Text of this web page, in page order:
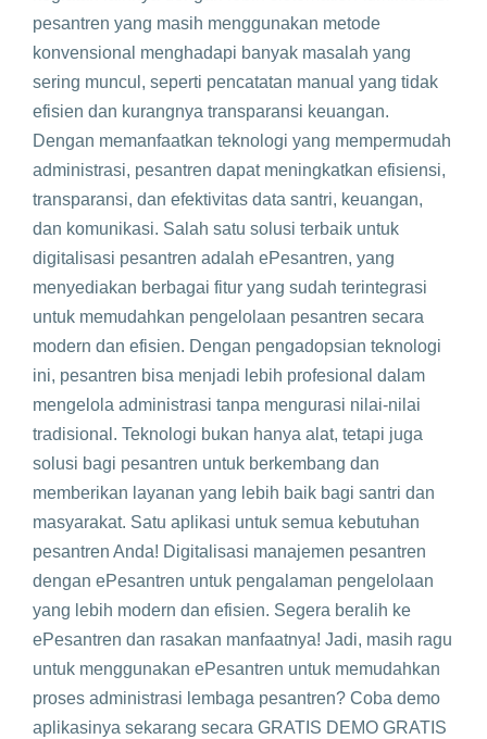
pesantren yang masih menggunakan metode
konvensional menghadapi banyak masalah yang
sering muncul, seperti pencatatan manual yang tidak
efisien dan kurangnya transparansi keuangan.
Dengan memanfaatkan teknologi yang mempermudah
administrasi, pesantren dapat meningkatkan efisiensi,
transparansi, dan efektivitas data santri, keuangan,
dan komunikasi. Salah satu solusi terbaik untuk
digitalisasi pesantren adalah ePesantren, yang
menyediakan berbagai fitur yang sudah terintegrasi
untuk memudahkan pengelolaan pesantren secara
modern dan efisien. Dengan pengadopsian teknologi
ini, pesantren bisa menjadi lebih profesional dalam
mengelola administrasi tanpa mengurasi nilai-nilai
tradisional. Teknologi bukan hanya alat, tetapi juga
solusi bagi pesantren untuk berkembang dan
memberikan layanan yang lebih baik bagi santri dan
masyarakat. Satu aplikasi untuk semua kebutuhan
pesantren Anda! Digitalisasi manajemen pesantren
dengan ePesantren untuk pengalaman pengelolaan
yang lebih modern dan efisien. Segera beralih ke
ePesantren dan rasakan manfaatnya! Jadi, masih ragu
untuk menggunakan ePesantren untuk memudahkan
proses administrasi lembaga pesantren? Coba demo
aplikasinya sekarang secara GRATIS DEMO GRATIS